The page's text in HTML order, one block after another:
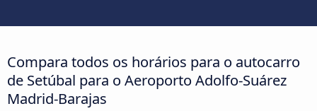
Compara todos os horários para o autocarro
de Setúbal para o Aeroporto Adolfo-Suárez
Madrid-Barajas